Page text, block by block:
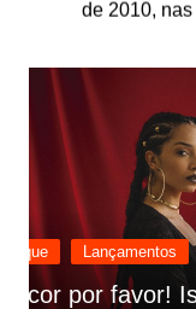
Destaque
Rashid vai